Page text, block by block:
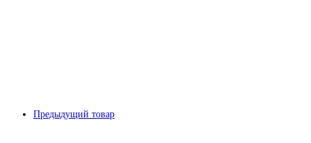
Предыдущий товар